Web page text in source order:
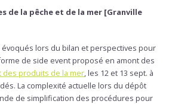
de la pêche et de la mer [Granville
lors du bilan et perspectives pour
de side event proposé en amont des
des produits de la mer , les 12 et 13 sept. à
La complexité actuelle lors du dépôt
de simplification des procédures pour